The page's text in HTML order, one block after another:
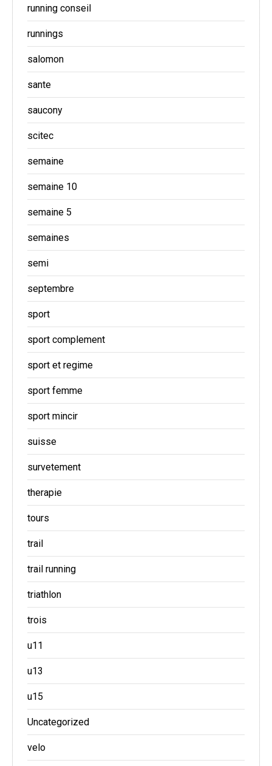
running conseil
runnings
salomon
sante
saucony
scitec
semaine
semaine 10
semaine 5
semaines
semi
septembre
sport
sport complement
sport et regime
sport femme
sport mincir
suisse
survetement
therapie
tours
trail
trail running
triathlon
trois
u11
u13
u15
Uncategorized
velo